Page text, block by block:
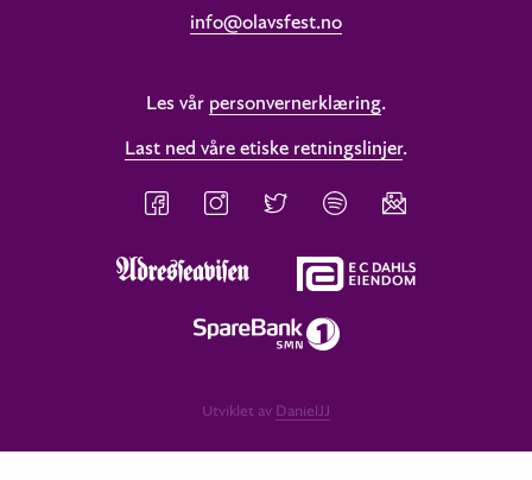
info@olavsfest.no
Les vår personvernerklæring.
Last ned våre etiske retningslinjer.
Utviklet av DanielJJ